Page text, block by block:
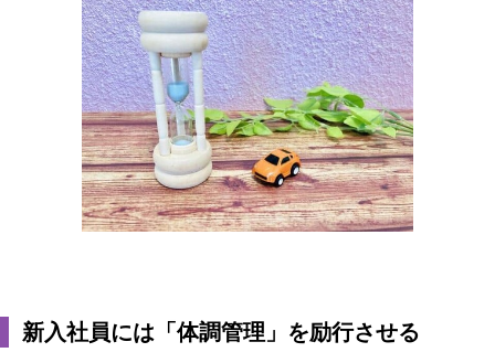
新入社員には「体調管理」を励行させる